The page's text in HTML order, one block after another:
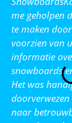
me geholpen
te maken
voorzien van
informatie
snowboards
Het was
naar